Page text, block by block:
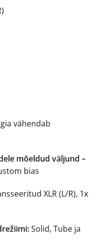
vähendab
mõeldud väljund –
bias
XLR (L/R), 1x
Solid, Tube ja